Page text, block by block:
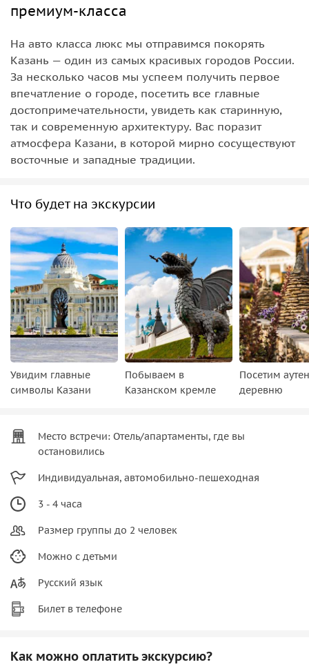
премиум-класса
На авто класса люкс мы отправимся покорять
Казань — один из самых красивых городов России.
За несколько часов мы успеем получить первое
впечатление о городе, посетить все главные
достопримечательности, увидеть как старинную,
так и современную архитектуру. Вас поразит
атмосфера Казани, в которой мирно сосуществуют
восточные и западные традиции.
Что будет на экскурсии
Увидим главные
символы Казани
Побываем в
Казанском кремле
Посетим
деревню
Место встречи: Отель/апартаменты, где вы
остановились
Индивидуальная, автомобильно-пешеходная
3 - 4 часа
Размер группы до 2 человек
Можно с детьми
Русский язык
Билет в телефоне
Как можно оплатить экскурсию?